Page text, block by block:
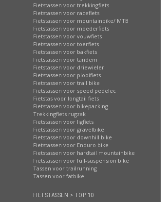
Fietstassen voor trekkingfiets
Fietstassen voor racefiets
Fietstassen voor mountainbike/ MTB
Fietstassen voor moederfiets
Fietstassen voor vouwfiets
Fietstassen voor toerfiets
Fietstassen voor bakfiets
Fietstassen voor tandem
Fietstassen voor driewieler
Fietstassen voor plooifiets
Fietstassen voor trail bike
Fietstassen voor speed pedelec
Fietstas voor longtail fiets
Fietstassen voor bikepacking
Trekkingfiets rugzak
Fietstassen voor ligfiets
Fietstassen voor gravelbike
Fietstassen voor downhill bike
Fietstassen voor Enduro bike
Fietstassen voor hardtail mountainbike
Fietstassen voor full-suspension bike
Tassen voor trailrunning
Tassen voor fatbike
FIETSTASSEN > TOP 10